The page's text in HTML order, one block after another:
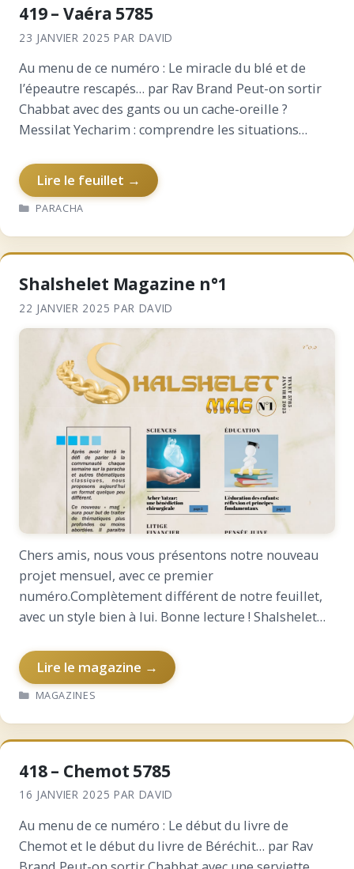
419 – Vaéra 5785
23 JANVIER 2025 PAR DAVID
Au menu de ce numéro : Le miracle du blé et de
l’épeautre rescapés… par Rav Brand Peut-on sortir
Chabbat avec des gants ou un cache-oreille ?
Messilat Yecharim : comprendre les situations
fondamentale de…
Lire le feuillet →
CATÉGORIES
PARACHA
Shalshelet Magazine n°1
22 JANVIER 2025 PAR DAVID
Chers amis, nous vous présentons notre nouveau
projet mensuel, avec ce premier
numéro.Complètement différent de notre feuillet,
avec un style bien à lui. Bonne lecture ! Shalshelet
Lire le magazine →
CATÉGORIES
MAGAZINES
418 – Chemot 5785
16 JANVIER 2025 PAR DAVID
Au menu de ce numéro : Le début du livre de
Chemot et le début du livre de Béréchit… par Rav